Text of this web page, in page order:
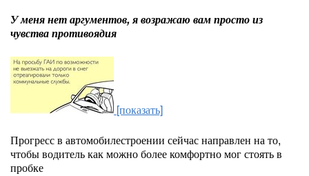
У меня нет аргументов, я возражаю вам просто из
чувства противоядия
[показать]
Прогресс в автомобилестроении сейчас направлен на то,
чтобы водитель как можно более комфортно мог стоять в
пробке